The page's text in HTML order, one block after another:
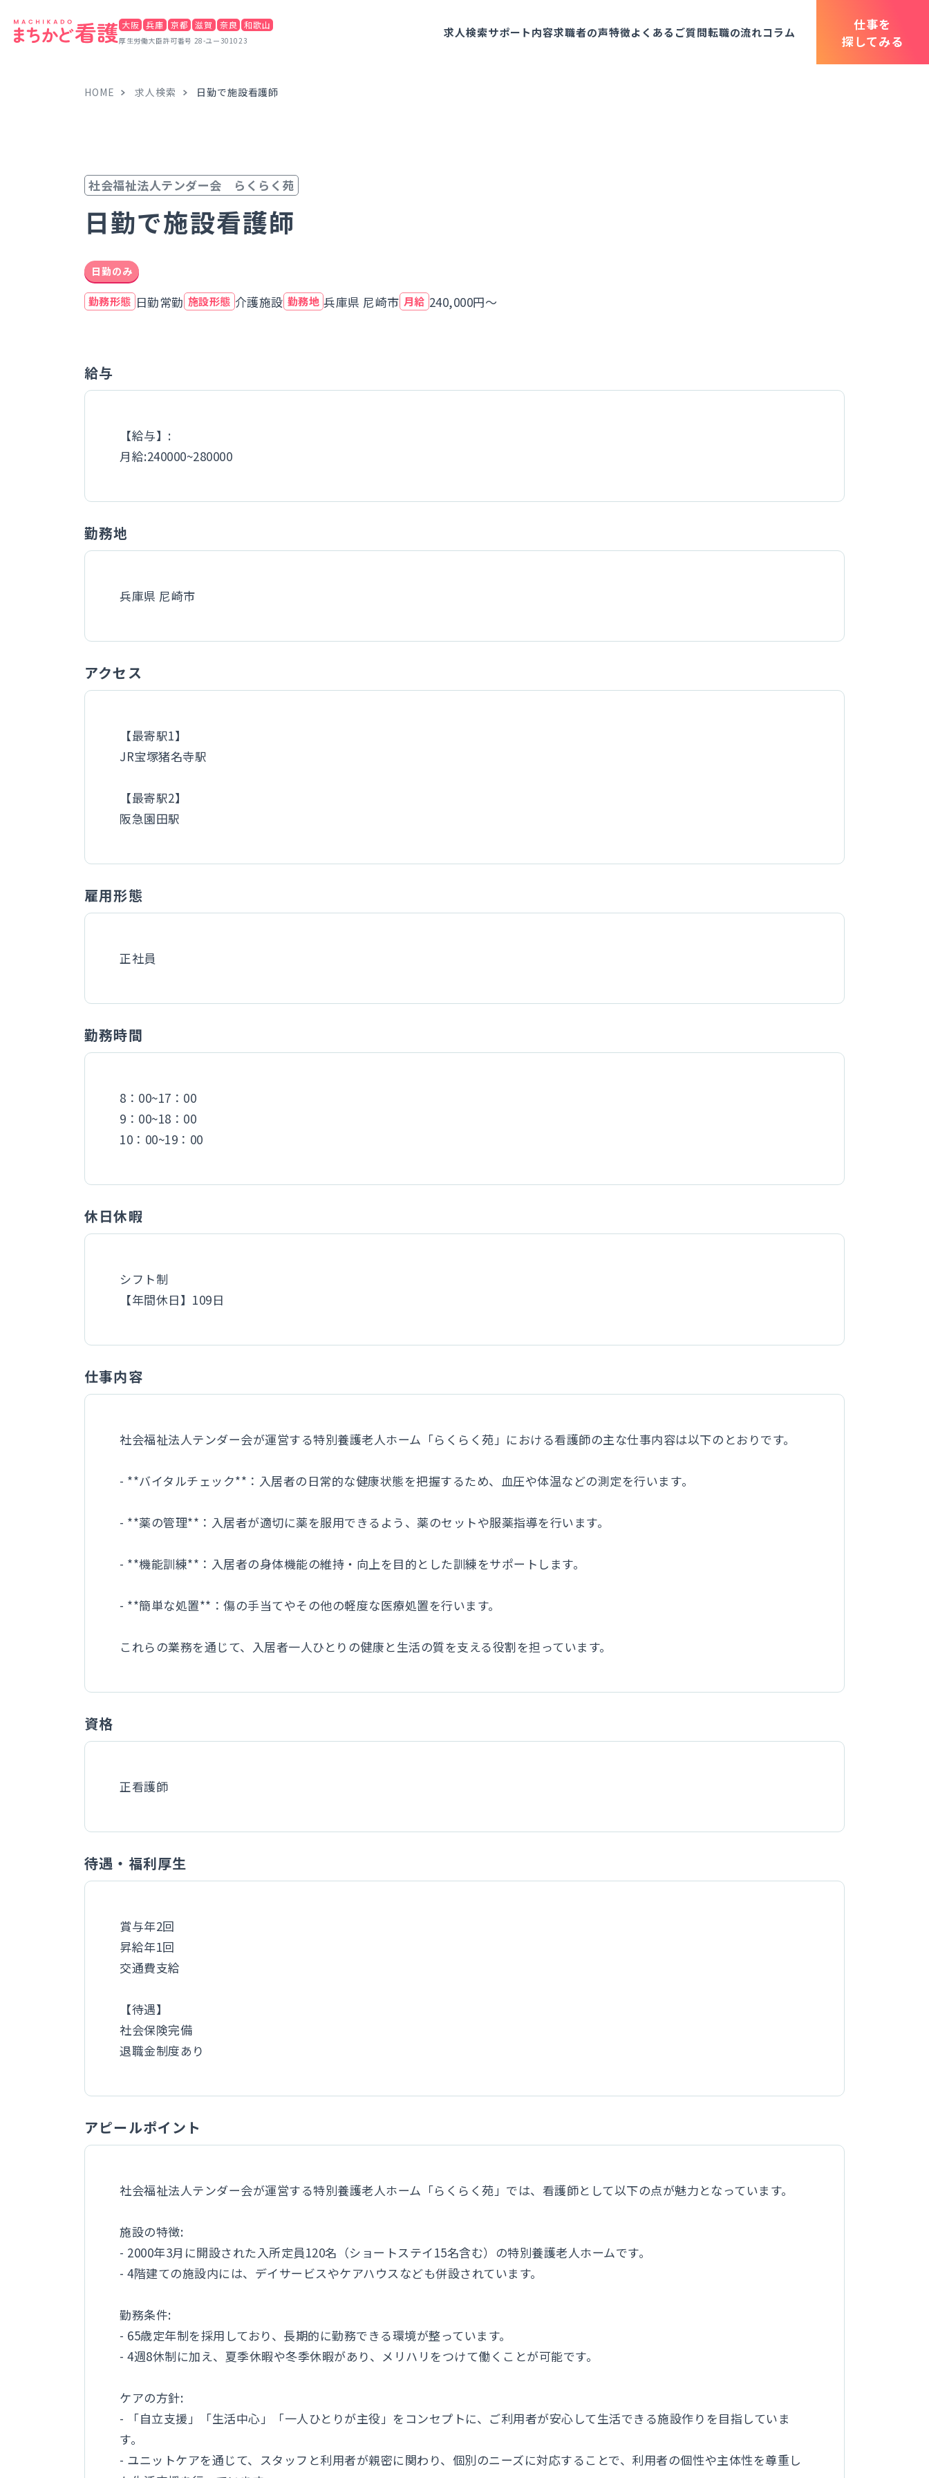
大阪 兵庫 京都 滋賀 奈良 和歌山
厚生労働大臣許可番号 28-ユー301023
求人検索サポート内容求職者の声特徴よくあるご質問転職の流れコラム
仕事を
探してみる
HOME 求人検索 日勤で施設看護師
社会福祉法人テンダー会 らくらく苑
日勤で施設看護師
日勤のみ
勤務形態 日勤常勤 施設形態 介護施設 勤務地 兵庫県 尼崎市 月給 240,000円～
給与
【給与】:
月給:240000~280000
勤務地
兵庫県 尼崎市
アクセス
【最寄駅1】
JR宝塚猪名寺駅
【最寄駅2】
阪急園田駅
雇用形態
正社員
勤務時間
8：00~17：00
9：00~18：00
10：00~19：00
休日休暇
シフト制
【年間休日】109日
仕事内容
社会福祉法人テンダー会が運営する特別養護老人ホーム「らくらく苑」における看護師の主な仕事内容は以下のとおりです。
- **バイタルチェック**：入居者の日常的な健康状態を把握するため、血圧や体温などの測定を行います。
- **薬の管理**：入居者が適切に薬を服用できるよう、薬のセットや服薬指導を行います。
- **機能訓練**：入居者の身体機能の維持・向上を目的とした訓練をサポートします。
- **簡単な処置**：傷の手当てやその他の軽度な医療処置を行います。
これらの業務を通じて、入居者一人ひとりの健康と生活の質を支える役割を担っています。
資格
正看護師
待遇・福利厚生
賞与年2回
昇給年1回
交通費支給
【待遇】
社会保険完備
退職金制度あり
アピールポイント
社会福祉法人テンダー会が運営する特別養護老人ホーム「らくらく苑」では、看護師として以下の点が魅力となっています。
施設の特徴:
- 2000年3月に開設された入所定員120名（ショートステイ15名含む）の特別養護老人ホームです。
- 4階建ての施設内には、デイサービスやケアハウスなども併設されています。
勤務条件:
- 65歳定年制を採用しており、長期的に勤務できる環境が整っています。
- 4週8休制に加え、夏季休暇や冬季休暇があり、メリハリをつけて働くことが可能です。
ケアの方針:
- 「自立支援」「生活中心」「一人ひとりが主役」をコンセプトに、ご利用者が安心して生活できる施設作りを目指していま
す。
- ユニットケアを通じて、スタッフと利用者が親密に関わり、個別のニーズに対応することで、利用者の個性や主体性を尊重し